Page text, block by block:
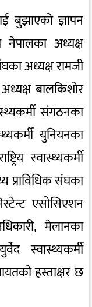
बुझाएको ज्ञापन
नेपालका अध्यक्ष
अध्यक्ष रामजी
बालकिशोर
संगठनका
युनियनका
स्वास्थ्यकर्मी
प्राविधिक संघका
एसोसिएशन
मेलानका
स्वास्थ्यकर्मी
हस्ताक्षर छ